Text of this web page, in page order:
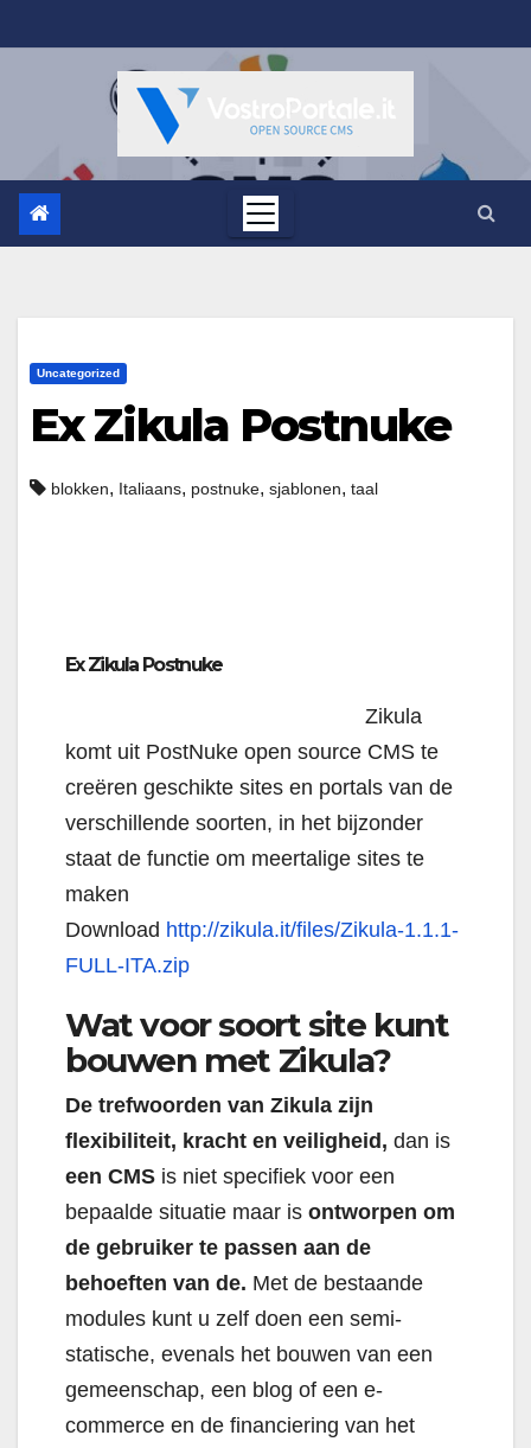
al
Uncategorized
Ex Zikula Postnuke
blokken, Italiaans, postnuke, sjablonen, taal
Ex Zikula Postnuke
Zikula
komt uit PostNuke open source CMS te
creëren geschikte sites en portals van de
verschillende soorten, in het bijzonder
staat de functie om meertalige sites te
maken
Download http://zikula.it/files/Zikula-1.1.1-
FULL-ITA.zip
Wat voor soort site kunt
bouwen met Zikula?
De trefwoorden van Zikula zijn
flexibiliteit, kracht en veiligheid, dan is
een CMS is niet specifiek voor een
bepaalde situatie maar is ontworpen om
de gebruiker te passen aan de
behoeften van de. Met de bestaande
modules kunt u zelf doen een semi-
statische, evenals het bouwen van een
gemeenschap, een blog of een e-
commerce en de financiering van het